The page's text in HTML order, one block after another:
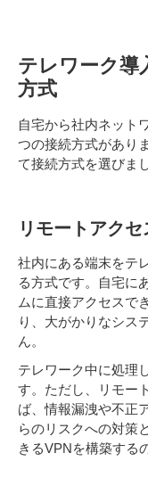
テレワーク導
方式
自宅から社内ネット
つの接続方式があり
て接続方式を選びま
リモートアク
社内にある端末をテ
る方式です。自宅に
ムに直接アクセスで
り、大がかりなシス
ん。
テレワーク中に処理
す。ただし、リモー
ば、情報漏洩や不正
らのリスクへの対策
きるVPNを構築する